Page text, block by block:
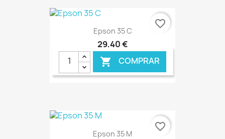
€ ONLINE
Epson 35 C
29,40 €
 COMPRAR
€ ONLINE
favorite_border
Epson 35 M
favorite_border